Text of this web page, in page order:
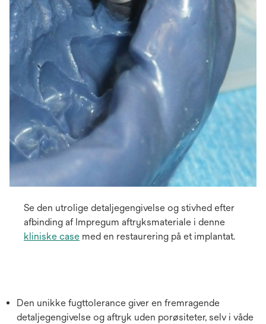
Se den utrolige detaljegengivelse og stivhed efter
afbinding af Impregum aftryksmateriale i denne
kliniske case med en restaurering på et implantat.
Den unikke fugttolerance giver en fremragende
detaljegengivelse og aftryk uden porøsiteter, selv i våde